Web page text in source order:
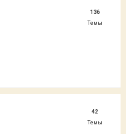
136
Темы
42
Темы